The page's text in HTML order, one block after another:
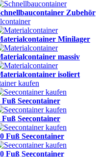
Zubehör
Minilager
massiv
isoliert
kaufen
Fuß Seecontainer
Fuß Seecontainer
Fuß Seecontainer
Fuß Seecontainer